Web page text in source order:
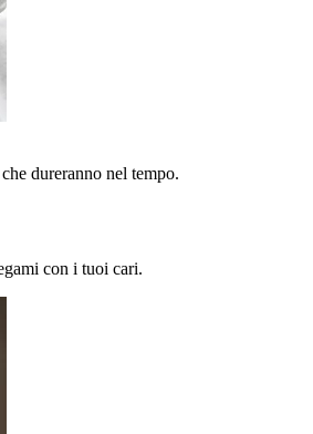
dureranno nel tempo.
con i tuoi cari.